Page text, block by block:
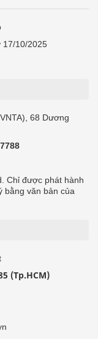
17/10/2025
68 Dương
Chỉ được phát hành
bằng văn bản của
(Tp.HCM)